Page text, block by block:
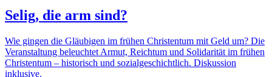
Selig, die arm sind?
Wie gingen die Gläubigen im frühen Christentum mit Geld um? Die
Veranstaltung beleuchtet Armut, Reichtum und Solidarität im frühen
Christentum – historisch und sozialgeschichtlich. Diskussion
inklusive.